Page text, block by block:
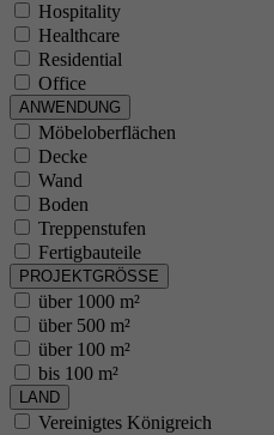
Hospitality
Healthcare
Residential
Office
ANWENDUNG
Möbeloberflächen
Decke
Wand
Boden
Treppenstufen
Fertigbauteile
PROJEKTGRÖSSE
über 1000 m²
über 500 m²
über 100 m²
bis 100 m²
LAND
Vereinigtes Königreich